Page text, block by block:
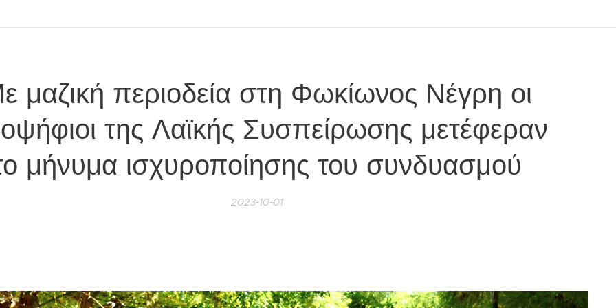
μαζική περιοδεία στη Φωκίωνος Νέγρη οι
της Λαϊκής Συσπείρωσης μετέφεραν
μήνυμα ισχυροποίησης του συνδυασμού
2023-10-01